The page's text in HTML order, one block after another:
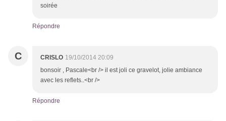
soirée
Répondre
C CRISLO 19/10/2014 20:09
bonsoir , Pascale<br /> il est joli ce gravelot, jolie ambiance
avec les reflets..<br />
Répondre